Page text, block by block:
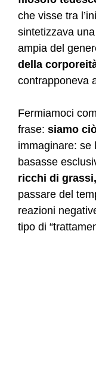
che visse tra
sintetizzava
ampia del
della
contrapponeva
Fermiamoci
frase: siamo
immaginare: se
basasse
ricchi di
passare del
reazioni
tipo di